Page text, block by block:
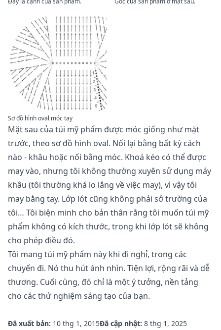
Sơ đồ hình oval móc tay
Mặt sau của túi mỹ phẩm được móc giống như mặt
trước, theo sơ đồ hình oval. Nối lại bằng bất kỳ cách
nào - khâu hoặc nối bằng móc. Khoá kéo có thể được
may vào, nhưng tôi không thường xuyên sử dụng máy
khâu (tôi thường khá lo lắng về việc may), vì vậy tôi
may bằng tay. Lớp lót cũng không phải sở trường của
tôi… Tôi biện minh cho bản thân rằng tôi muốn túi mỹ
phẩm không có kích thước, trong khi lớp lót sẽ không
cho phép điều đó.
Tôi mang túi mỹ phẩm này khi đi nghỉ, trong các
chuyến đi. Nó thu hút ánh nhìn. Tiện lợi, rộng rãi và dễ
thương. Cuối cùng, đó chỉ là một ý tưởng, nền tảng
cho các thử nghiệm sáng tạo của bạn.
Đã xuất bản: 10 thg 1, 2015Đã cập nhật: 8 thg 1, 2025